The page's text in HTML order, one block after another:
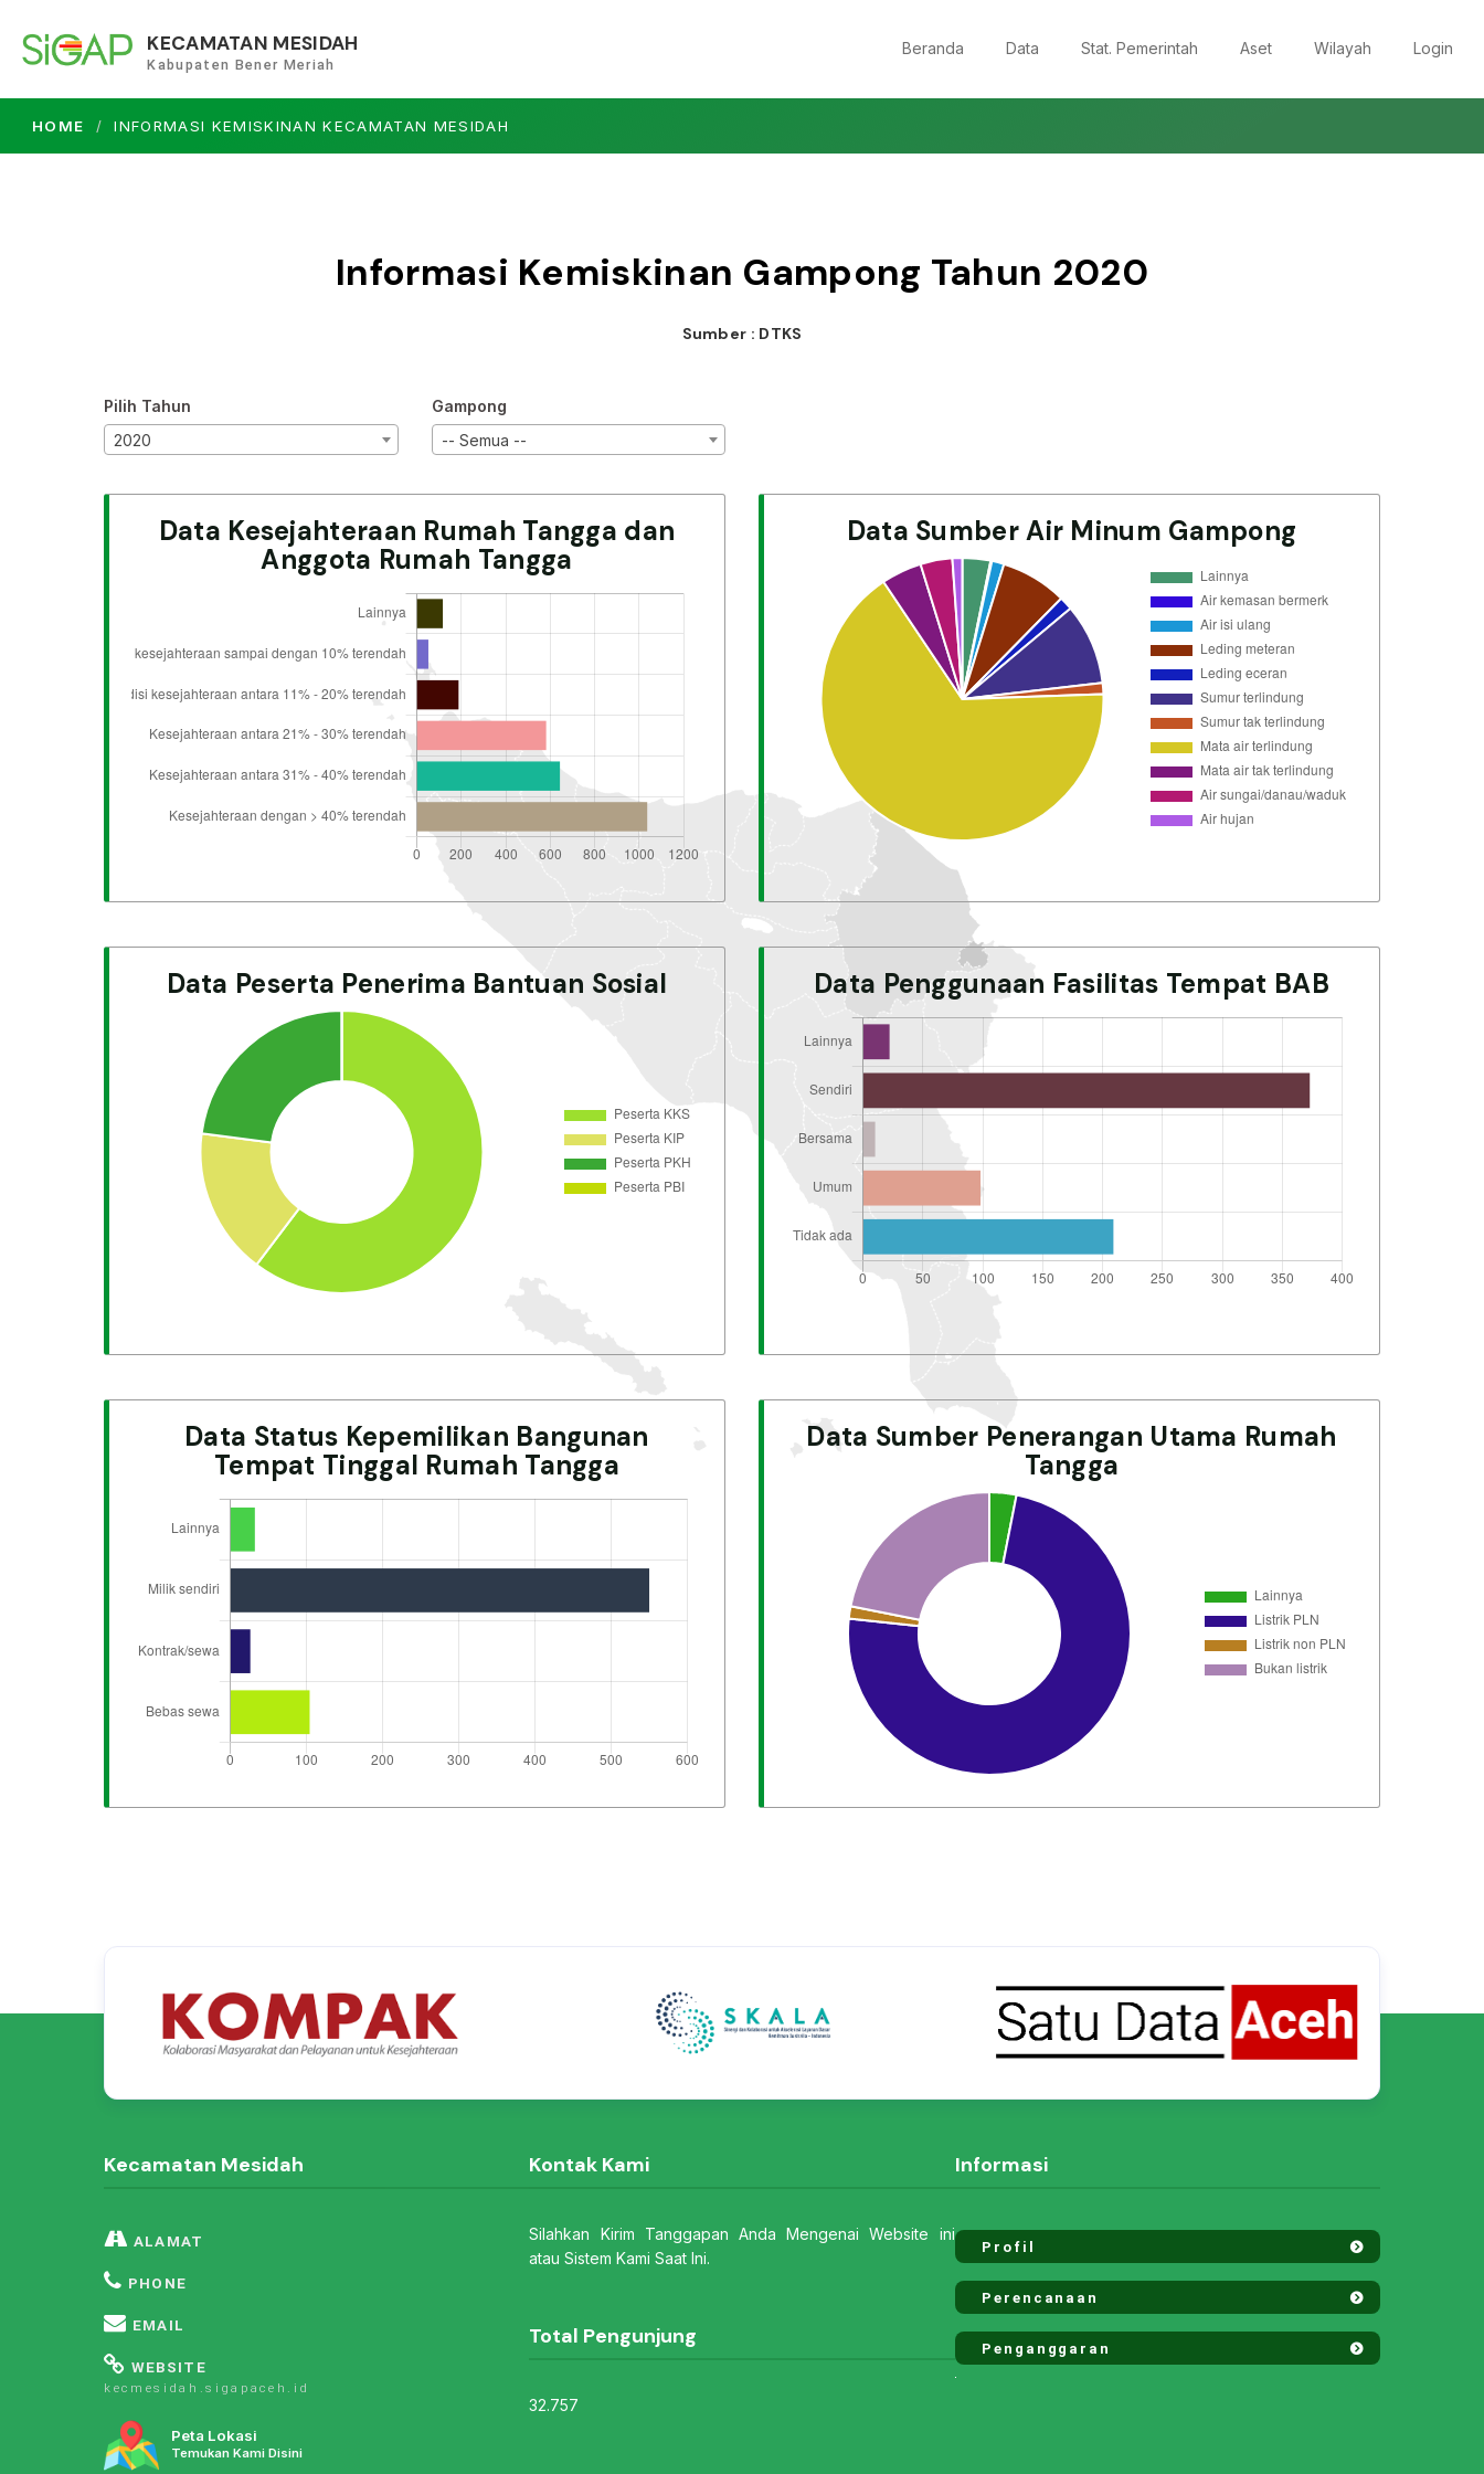
KECAMATAN MESIDAH
Kabupaten Bener Meriah
Beranda Data Stat. Pemerintah Aset Wilayah Login
HOME INFORMASI KEMISKINAN KECAMATAN MESIDAH
Informasi Kemiskinan Gampong Tahun 2020
Sumber : DTKS
Pilih Tahun
2020
Gampong
-- Semua --
Data Kesejahteraan Rumah Tangga dan
Anggota Rumah Tangga
Data Sumber Air Minum Gampong
Data Peserta Penerima Bantuan Sosial Data Penggunaan Fasilitas Tempat BAB
Data Status Kepemilikan Bangunan
Tempat Tinggal Rumah Tangga
Data Sumber Penerangan Utama Rumah
Tangga
Kecamatan Mesidah
ALAMAT
PHONE
EMAIL
WEBSITE
kecmesidah.sigapaceh.id
Peta Lokasi
Temukan Kami Disini
Kontak Kami
Silahkan Kirim Tanggapan Anda Mengenai Website ini
atau Sistem Kami Saat Ini.
Total Pengunjung
32.757
Informasi
Profil
Perencanaan
Penganggaran